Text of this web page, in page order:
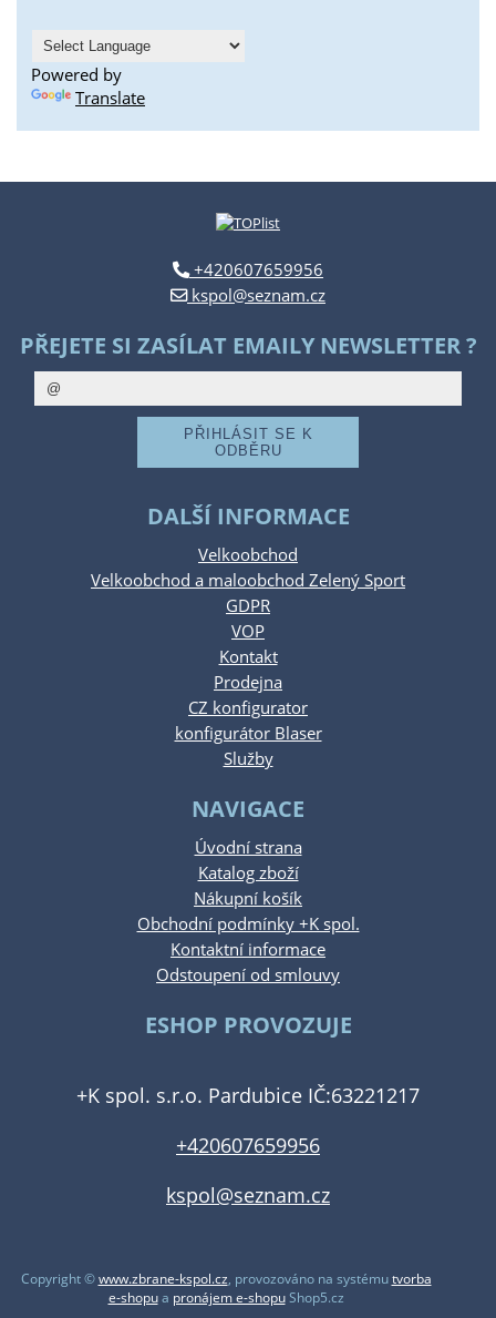
Powered by
Translate
+420607659956
kspol@seznam.cz
PŘEJETE SI ZASÍLAT EMAILY NEWSLETTER ?
DALŠÍ INFORMACE
Velkoobchod
Velkoobchod a maloobchod Zelený Sport
GDPR
VOP
Kontakt
Prodejna
CZ konfigurator
konfigurátor Blaser
Služby
NAVIGACE
Úvodní strana
Katalog zboží
Nákupní košík
Obchodní podmínky +K spol.
Kontaktní informace
Odstoupení od smlouvy
ESHOP PROVOZUJE
+K spol. s.r.o. Pardubice IČ:63221217
+420607659956
kspol@seznam.cz
Copyright ©www.zbrane-kspol.cz, provozováno na systémutvorba
e-shopua pronájem e-shopuShop5.cz